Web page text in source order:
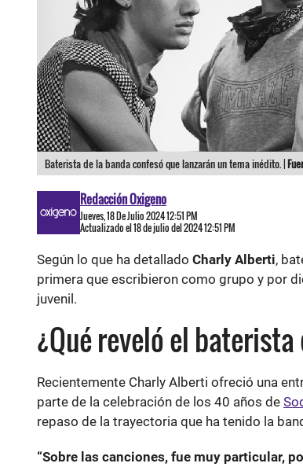
Baterista de la banda confesó que lanzarán un tema inédito. |
Redacción Oxigeno
Jueves, 18 De Julio 2024 12:51 PM
Actualizado el 18 de julio del 2024 12:51 PM
Según lo que ha detallado Charly Alberti,
primera que escribieron como grupo y por
juvenil.
¿Qué reveló el
Recientemente Charly Alberti ofreció una
parte de la celebración de los 40 años de
repaso de la trayectoria que ha tenido la
“Sobre las canciones, fue muy particular,